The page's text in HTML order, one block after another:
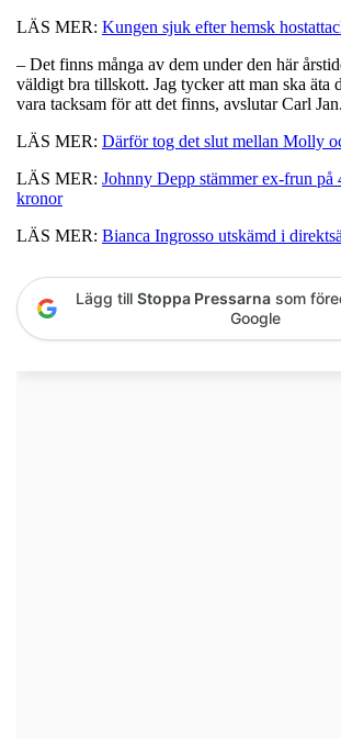
LÄS MER: Kungen sjuk efter hemsk
– Det finns många av dem under den här
väldigt bra tillskott. Jag tycker att man ska äta
vara tacksam för att det finns, avslutar Carl Jan.
LÄS MER: Därför tog det slut mellan Molly
LÄS MER: Johnny Depp stämmer ex-frun på
kronor
LÄS MER: Bianca Ingrosso utskämd i
Lägg till Stoppa Pressarna som
Google